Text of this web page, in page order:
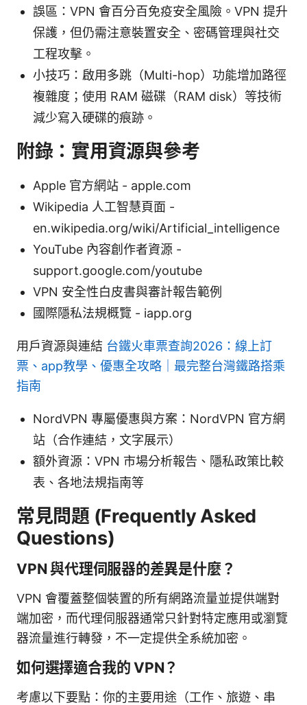
誤區：VPN 會百分百免疫安全風險。VPN 提升
保護，但仍需注意裝置安全、密碼管理與社交
工程攻擊。
小技巧：啟用多跳（Multi-hop）功能增加路徑
複雜度；使用 RAM 磁碟（RAM disk）等技術
減少寫入硬碟的痕跡。
附錄：實用資源與參考
Apple 官方網站 - apple.com
Wikipedia 人工智慧頁面 -
en.wikipedia.org/wiki/Artificial_intelligence
YouTube 內容創作者資源 -
support.google.com/youtube
VPN 安全性白皮書與審計報告範例
國際隱私法規概覽 - iapp.org
用戶資源與連結 台鐵火車票查詢2026：線上訂
票、app教學、優惠全攻略｜最完整台灣鐵路搭乘
指南
NordVPN 專屬優惠與方案：NordVPN 官方網
站（合作連結，文字展示）
額外資源：VPN 市場分析報告、隱私政策比較
表、各地法規指南等
常見問題 (Frequently Asked
Questions)
VPN 與代理伺服器的差異是什麼？
VPN 會覆蓋整個裝置的所有網路流量並提供端對
端加密，而代理伺服器通常只針對特定應用或瀏覽
器流量進行轉發，不一定提供全系統加密。
如何選擇適合我的 VPN？
考慮以下要點：你的主要用途（工作、旅遊、串